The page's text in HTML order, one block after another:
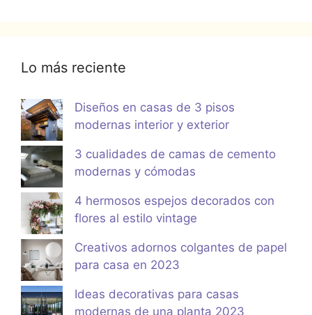
Lo más reciente
Diseños en casas de 3 pisos
modernas interior y exterior
3 cualidades de camas de cemento
modernas y cómodas
4 hermosos espejos decorados con
flores al estilo vintage
Creativos adornos colgantes de papel
para casa en 2023
Ideas decorativas para casas
modernas de una planta 2023